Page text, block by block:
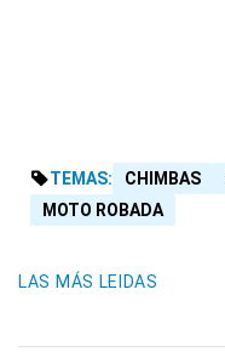
TEMAS: CHIMBAS
MOTO ROBADA
LAS MÁS LEIDAS